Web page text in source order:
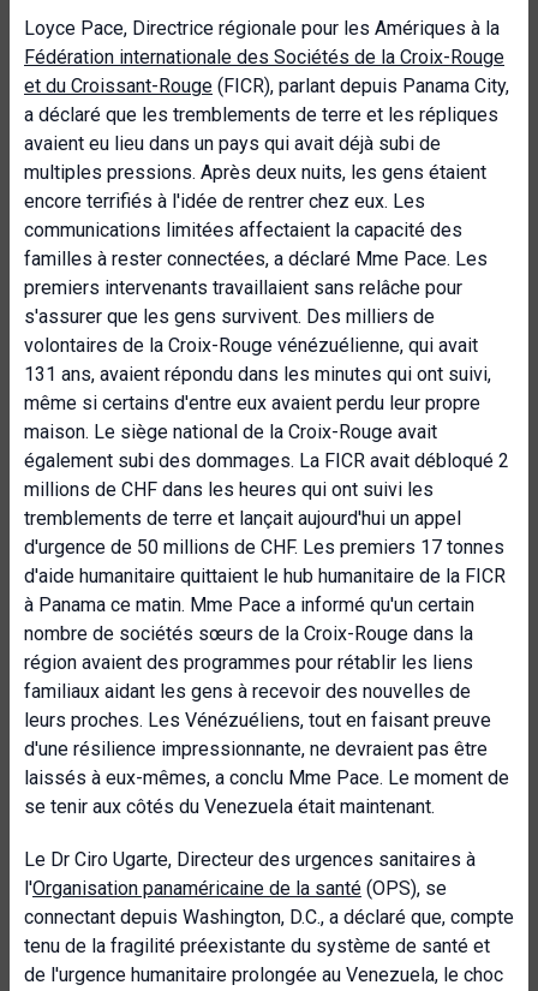
Loyce Pace, Directrice régionale pour les Amériques à la
Fédération internationale des Sociétés de la Croix-Rouge
et du Croissant-Rouge (FICR), parlant depuis Panama City,
a déclaré que les tremblements de terre et les répliques
avaient eu lieu dans un pays qui avait déjà subi de
multiples pressions. Après deux nuits, les gens étaient
encore terrifiés à l'idée de rentrer chez eux. Les
communications limitées affectaient la capacité des
familles à rester connectées, a déclaré Mme Pace. Les
premiers intervenants travaillaient sans relâche pour
s'assurer que les gens survivent. Des milliers de
volontaires de la Croix-Rouge vénézuélienne, qui avait
131 ans, avaient répondu dans les minutes qui ont suivi,
même si certains d'entre eux avaient perdu leur propre
maison. Le siège national de la Croix-Rouge avait
également subi des dommages. La FICR avait débloqué 2
millions de CHF dans les heures qui ont suivi les
tremblements de terre et lançait aujourd'hui un appel
d'urgence de 50 millions de CHF. Les premiers 17 tonnes
d'aide humanitaire quittaient le hub humanitaire de la FICR
à Panama ce matin. Mme Pace a informé qu'un certain
nombre de sociétés sœurs de la Croix-Rouge dans la
région avaient des programmes pour rétablir les liens
familiaux aidant les gens à recevoir des nouvelles de
leurs proches. Les Vénézuéliens, tout en faisant preuve
d'une résilience impressionnante, ne devraient pas être
laissés à eux-mêmes, a conclu Mme Pace. Le moment de
se tenir aux côtés du Venezuela était maintenant.
Le Dr Ciro Ugarte, Directeur des urgences sanitaires à
l'Organisation panaméricaine de la santé (OPS), se
connectant depuis Washington, D.C., a déclaré que, compte
tenu de la fragilité préexistante du système de santé et
de l'urgence humanitaire prolongée au Venezuela, le choc